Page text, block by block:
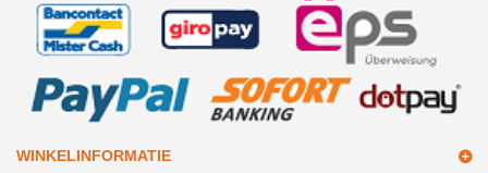
WINKELINFORMATIE